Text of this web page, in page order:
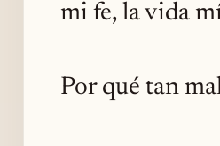
mi fe, la vida
Por qué tan